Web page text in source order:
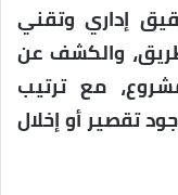
إداري وتقني
والكشف عن
مع ترتيب
تقصير أو إخلال